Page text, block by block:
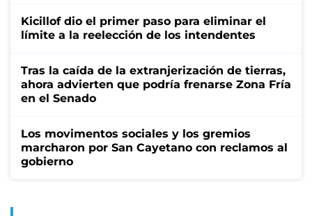
Kicillof dio el primer paso para eliminar el
límite a la reelección de los intendentes
Tras la caída de la extranjerización de tierras,
ahora advierten que podría frenarse Zona Fría
en el Senado
Los movimentos sociales y los gremios
marcharon por San Cayetano con reclamos al
gobierno